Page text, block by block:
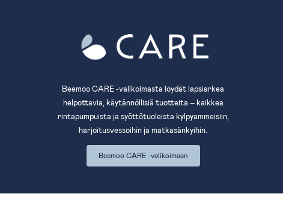
Beemoo CARE -valikoimasta löydät lapsiarkea
helpottavia, käytännöllisiä tuotteita – kaikkea
rintapumpuista ja syöttötuoleista kylpyammeisiin,
harjoitusvessoihin ja matkasänkyihin.
Beemoo CARE -valikoimaan